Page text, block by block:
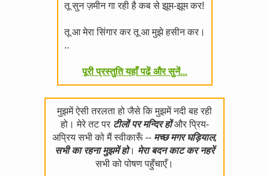
तू सुन ज़मीन गा रही है कब से झूम-झूम कर!
तू आ मेरा सिंगार कर तू आ मुझे हसीन कर।
..
पूरी प्रस्तुति यहाँ पढें और सुनें...
मुझमें ऐसी तरलता हो जैसे कि मुझमें नदी बह रही
हो। मेरे तट पर टीलों पर मन्दिर होंऔर प्रिय-
अप्रिय सभी को मैं स्वीकारूँ -- मच्छ मगर घड़ियाल,
सभी का रहना मुझमें हो। मेरा बदन काट कर नहरें
सभी को पोषण पहुँचाएँ।